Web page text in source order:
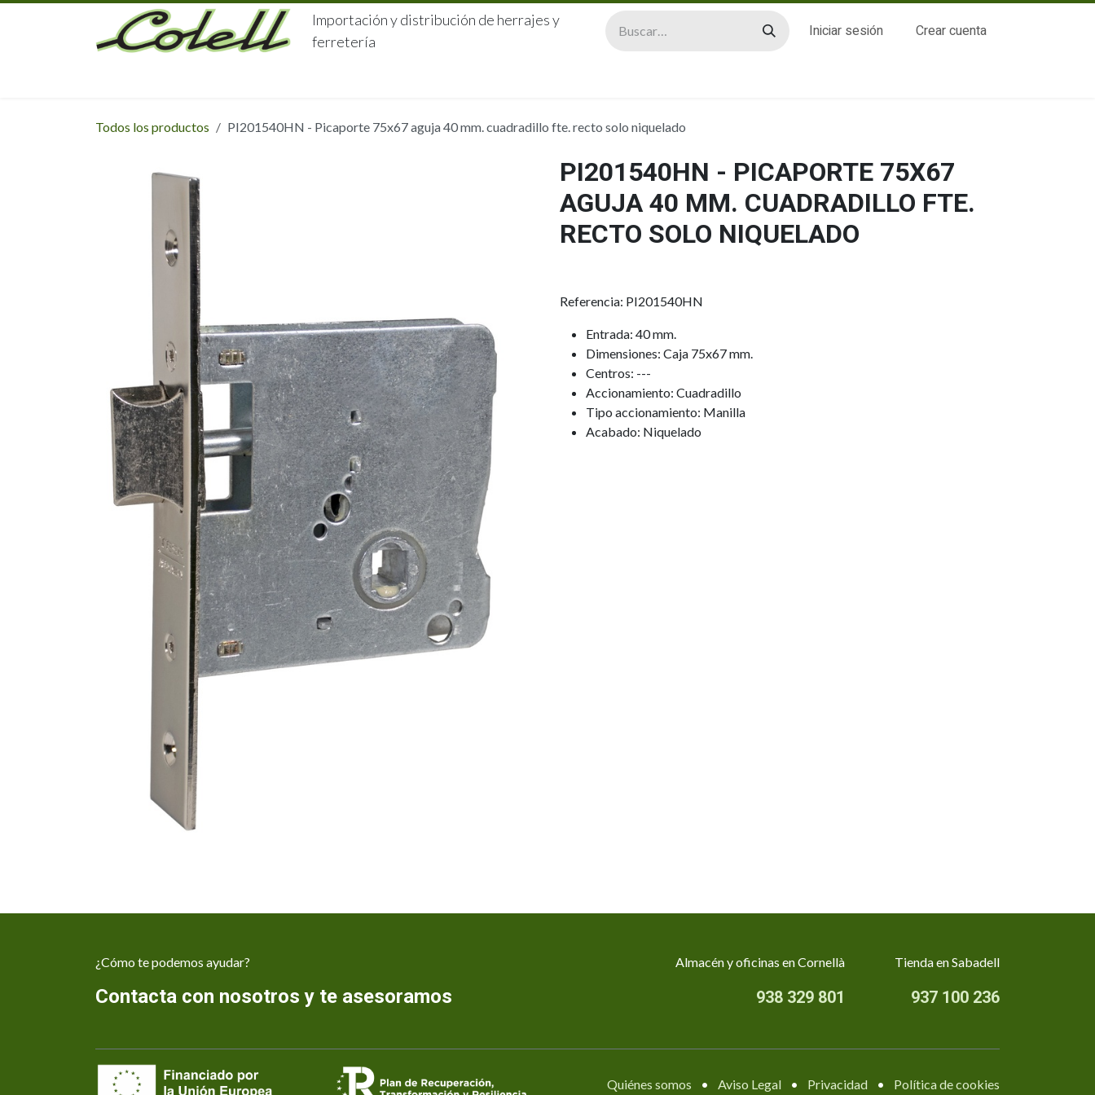
Ir al contenido
Importación y distribución de herrajes y
ferretería
Iniciar sesión Crear cuenta
Todos los productos PI201540HN - Picaporte 75x67 aguja 40 mm. cuadradillo fte. recto solo niquelado
PI201540HN - PICAPORTE 75X67
AGUJA 40 MM. CUADRADILLO FTE.
RECTO SOLO NIQUELADO
Referencia: PI201540HN
Entrada: 40 mm.
Dimensiones: Caja 75x67 mm.
Centros: ---
Accionamiento: Cuadradillo
Tipo accionamiento: Manilla
Acabado: Niquelado
¿Cómo te podemos ayudar?
Contacta con nosotros y te asesoramos
Almacén y oficinas en Cornellà
938 329 801
Tienda en Sabadell
937 100 236
Quiénes somos • Aviso Legal • Privacidad • Política de cookies